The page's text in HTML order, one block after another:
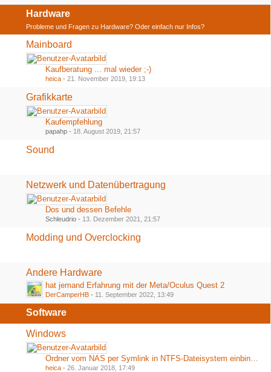
Hardware
Probleme und Fragen zu Hardware? Oder einfach nur Infos?
Mainboard
Kaufberatung ... mal wieder ;-)
heica - 21. November 2019, 19:13
Grafikkarte
Kaufempfehlung
papahp - 18. August 2019, 21:57
Sound
Netzwerk und Datenübertragung
Dos und dessen Befehle
Schleudrio - 13. Dezember 2021, 21:57
Modding und Overclocking
Andere Hardware
hat jemand Erfahrung mit der Meta/Oculus Quest 2
DerCamperHB - 11. September 2022, 13:49
Software
Windows
Ordner vom NAS per Symlink in NTFS-Dateisystem einbinden
heica - 26. Januar 2018, 17:49